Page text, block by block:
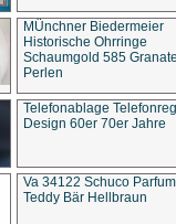
MÜnchner Biedermeier
Historische Ohrringe
Schaumgold 585
Perlen
Telefonablage
Design 60er 70er Jahre
Va 34122 Schuco
Teddy Bär Hellbraun